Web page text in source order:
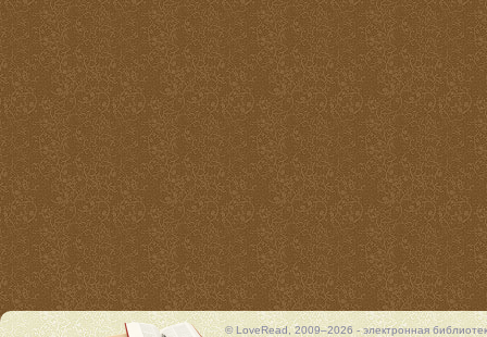
© LoveRead, 2009–2026 - электронная